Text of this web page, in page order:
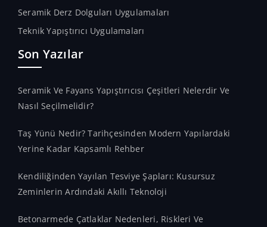
Seramik Derz Dolguları Uygulamaları
Teknik Yapıştırıcı Uygulamaları
Son Yazılar
Seramik Ve Fayans Yapıştırıcısı Çeşitleri Nelerdir Ve
Nasıl Seçilmelidir?
Taş Yünü Nedir? Tarihçesinden Modern Yapılardaki
Yerine Kadar Kapsamlı Rehber
Kendiliğinden Yayılan Tesviye Şapları: Kusursuz
Zeminlerin Ardındaki Akıllı Teknoloji
Betonarmede Çatlaklar Nedenleri, Riskleri Ve